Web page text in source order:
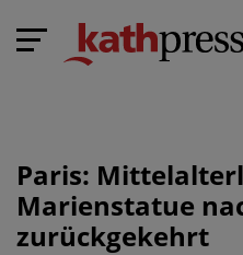
Paris:
Marienstatue
zurückgekehrt